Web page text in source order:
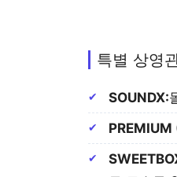
특별 상영
SOUNDX:
PREMIUM